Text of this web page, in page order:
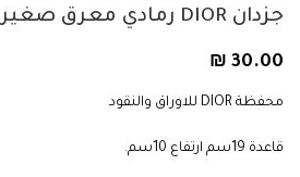
جزدان DIOR رمادي معرق صغير
₪ 30.00
محفظة DIOR للاوراق والنقود
قاعدة 19سم ارتفاع 10سم.